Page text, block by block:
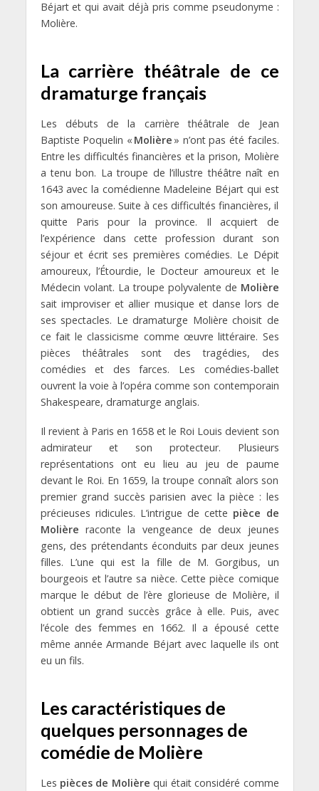
Béjart et qui avait déjà pris comme pseudonyme :
Molière.
La carrière théâtrale de ce
dramaturge français
Les débuts de la carrière théâtrale de Jean
Baptiste Poquelin « Molière » n’ont pas été faciles.
Entre les difficultés financières et la prison, Molière
a tenu bon. La troupe de l’illustre théâtre naît en
1643 avec la comédienne Madeleine Béjart qui est
son amoureuse. Suite à ces difficultés financières, il
quitte Paris pour la province. Il acquiert de
l’expérience dans cette profession durant son
séjour et écrit ses premières comédies. Le Dépit
amoureux, l’Étourdie, le Docteur amoureux et le
Médecin volant. La troupe polyvalente de Molière
sait improviser et allier musique et danse lors de
ses spectacles. Le dramaturge Molière choisit de
ce fait le classicisme comme œuvre littéraire. Ses
pièces théâtrales sont des tragédies, des
comédies et des farces. Les comédies-ballet
ouvrent la voie à l’opéra comme son contemporain
Shakespeare, dramaturge anglais.
Il revient à Paris en 1658 et le Roi Louis devient son
admirateur et son protecteur. Plusieurs
représentations ont eu lieu au jeu de paume
devant le Roi. En 1659, la troupe connaît alors son
premier grand succès parisien avec la pièce : les
précieuses ridicules. L’intrigue de cette pièce de
Molière raconte la vengeance de deux jeunes
gens, des prétendants éconduits par deux jeunes
filles. L’une qui est la fille de M. Gorgibus, un
bourgeois et l’autre sa nièce. Cette pièce comique
marque le début de l’ère glorieuse de Molière, il
obtient un grand succès grâce à elle. Puis, avec
l’école des femmes en 1662. Il a épousé cette
même année Armande Béjart avec laquelle ils ont
eu un fils.
Les caractéristiques de
quelques personnages de
comédie de Molière
Les pièces de Molière qui était considéré comme